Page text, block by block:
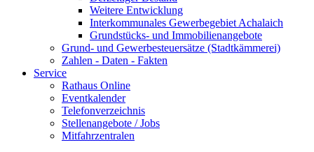
Weitere Entwicklung
Interkommunales Gewerbegebiet Achalaich
Grundstücks- und Immobilienangebote
Grund- und Gewerbesteuersätze (Stadtkämmerei)
Zahlen - Daten - Fakten
Service
Rathaus Online
Eventkalender
Telefonverzeichnis
Stellenangebote / Jobs
Mitfahrzentralen